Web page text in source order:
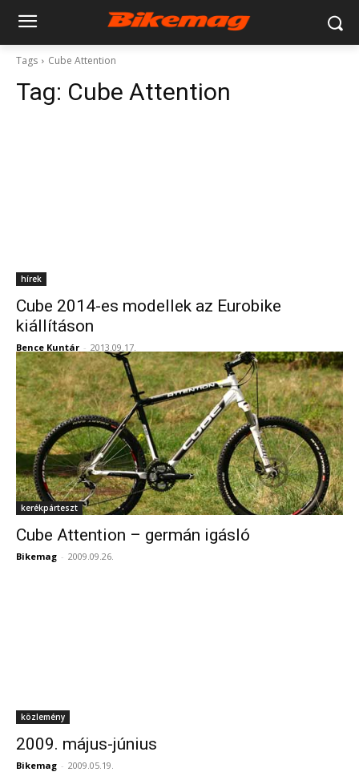
Tags Cube Attention
Tag: Cube Attention
hírek
Cube 2014-es modellek az Eurobike
kiállításon
Bence Kuntár - 2013.09.17.
kerékpárteszt
Cube Attention – germán igásló
Bikemag - 2009.09.26.
közlemény
2009. május-június
Bikemag - 2009.05.19.